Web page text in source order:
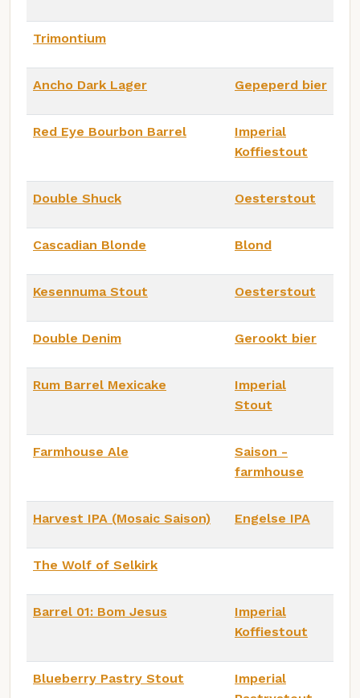
Trimontium
Ancho Dark Lager Gepeperd bier
Red Eye Bourbon Barrel
Imperial
Koffiestout
Double Shuck Oesterstout
Cascadian Blonde Blond
Kesennuma Stout Oesterstout
Double Denim Gerookt bier
Rum Barrel Mexicake
Imperial
Stout
Farmhouse Ale
Saison -
farmhouse
Harvest IPA (Mosaic Saison) Engelse IPA
The Wolf of Selkirk
Barrel 01: Bom Jesus
Imperial
Koffiestout
Blueberry Pastry Stout
Imperial